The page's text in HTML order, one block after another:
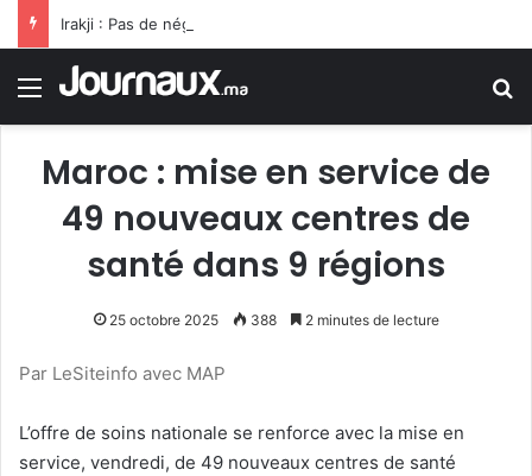
Menu
Maroc : mise en service de
49 nouveaux centres de
santé dans 9 régions
25 octobre 2025 388 2 minutes de lecture
Par LeSiteinfo avec MAP
L’offre de soins nationale se renforce avec la mise en
service, vendredi, de 49 nouveaux centres de santé